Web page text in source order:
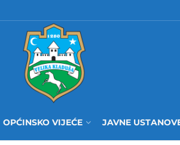
OPĆINSKO VIJEĆE JAVNE